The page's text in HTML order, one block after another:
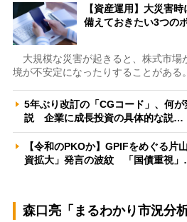
【資産運用】大災害
備えておきたい3つの
大規模な災害が起きると、株式市場
境が不安定になったりすることがある
5年ぶり改訂の「CGコード」、何
説 企業に成長投資の具体的な説…
【令和のPKOか】GPIFをめぐる片
資拡大」発言の波紋 「国債重視
森口亮「まるわかり市況分析